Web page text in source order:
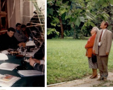
lat 30 tych.